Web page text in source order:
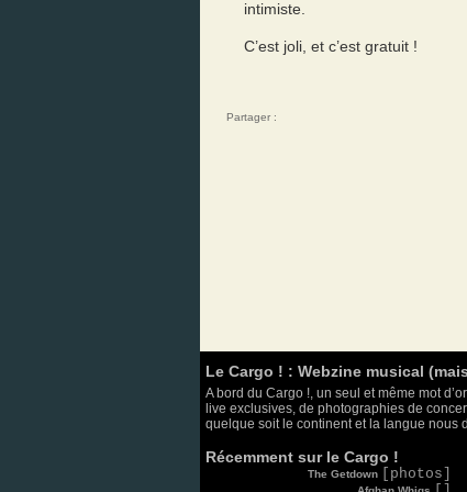
intimiste.
C’est joli, et c’est gratuit !
Partager :
Le Cargo ! : Webzine musical
A bord du Cargo !, un seul et même mot
live exclusives, de photographies de
quelque soit le continent et la langue nous
Récemment sur le Cargo !
The Getdown [photos]